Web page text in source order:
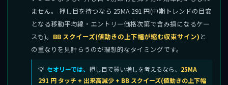
ません。 押し目を待つなら 25MA 291 円(中期トレンドの目安
となる移動平均線・エントリー価格次第で含み損になるケー
スも)。 BB スクイーズ(値動きの上下幅が縮む収束サイン) と
の重なりを見計らうのが理想的なタイミングです。
セオリーでは、 押し目で買い増しを考えるなら、 25MA
291 円 タッチ + 出来高減少 + BB スクイーズ(値動きの上下幅